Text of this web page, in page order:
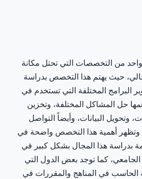
من التخصصات التي تحتل مكانة
حيث يهتم هذا التخصص بدراسة
البرامج المختلفة التي تستخدم في
حل المشاكل المختلفة، وتخزين
وتحويل البيانات، وأيضاً التواصل
وتظهر أهمية هذا التخصص واضحة في
بدراسة هذا المجال بشكل كبير في
الجامعي، كما توجد بعض الدول التي
في المناهج والمقررات في